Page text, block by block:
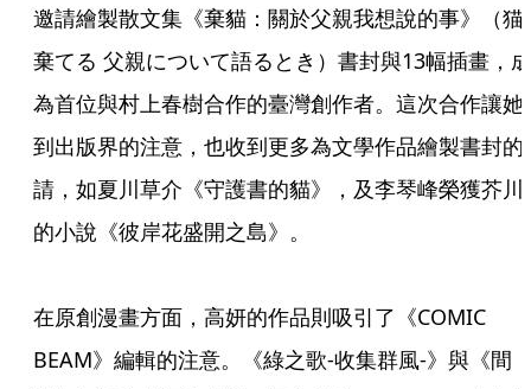
邀請繪製散文集《棄貓：關於父親我想說的事》（猫
棄てる 父親について語るとき）書封與13幅插畫，成
為首位與村上春樹合作的臺灣創作者。這次合作讓她
到出版界的注意，也收到更多為文學作品繪製書封的
請，如夏川草介《守護書的貓》，及李琴峰榮獲芥川
的小說《彼岸花盛開之島》。
在原創漫畫方面，高妍的作品則吸引了《COMIC
BEAM》編輯的注意。《綠之歌-收集群風-》與《間